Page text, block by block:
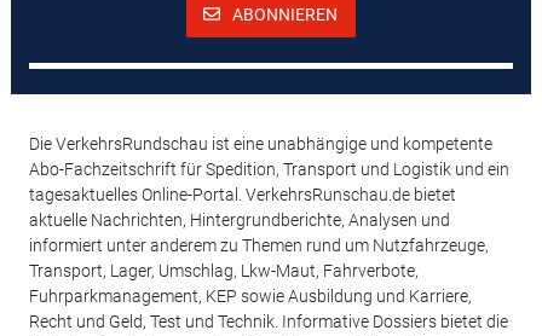
ABONNIEREN
Die VerkehrsRundschau ist eine unabhängige und kompetente
Abo-Fachzeitschrift für Spedition, Transport und Logistik und ein
tagesaktuelles Online-Portal. VerkehrsRunschau.de bietet
aktuelle Nachrichten, Hintergrundberichte, Analysen und
informiert unter anderem zu Themen rund um Nutzfahrzeuge,
Transport, Lager, Umschlag, Lkw-Maut, Fahrverbote,
Fuhrparkmanagement, KEP sowie Ausbildung und Karriere,
Recht und Geld, Test und Technik. Informative Dossiers bietet die